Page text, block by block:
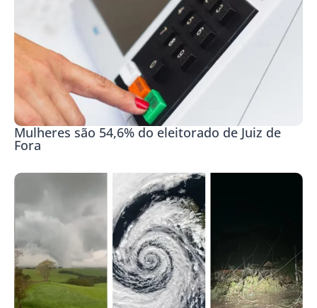
Mulheres são 54,6% do eleitorado de Juiz de
Fora